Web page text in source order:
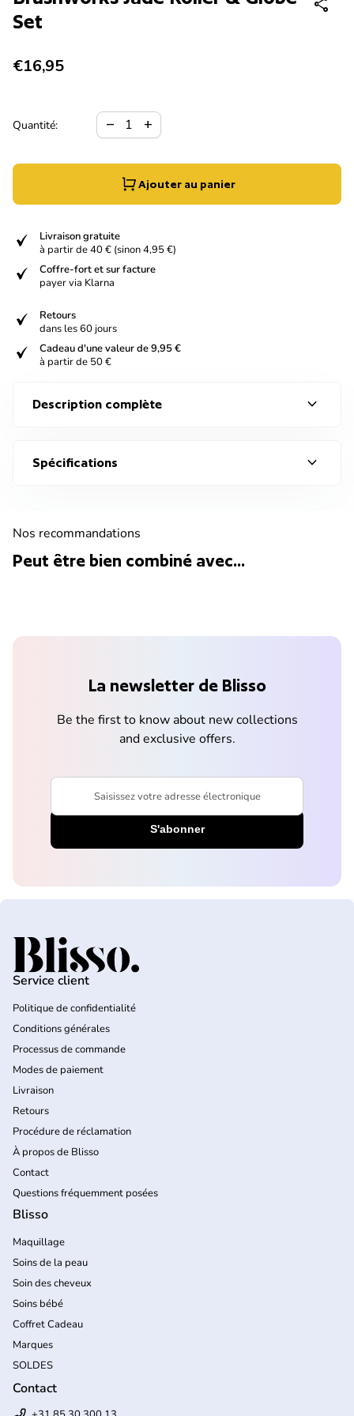
Set
Prix normal
€16,95
Quantité:
Diminuer la quantité pour
remove
Augmenter la quantité pour
add
Ajouter au panier
verified
Livraison gratuite
à partir de 40 € (sinon 4,95 €)
verified
Coffre-fort et sur facture
payer via Klarna
verified
Retours
dans les 60 jours
verified
Cadeau d'une valeur de 9,95 €
à partir de 50 €
Description complète expand_more
Spécifications expand_more
Nos recommandations
Peut être bien combiné avec...
La newsletter de Blisso
Be the first to know about new collections
and exclusive offers.
Saisissez votre adresse électronique
Accueil
Service client
Politique de confidentialité
Conditions générales
Processus de commande
Modes de paiement
Livraison
Retours
Procédure de réclamation
À propos de Blisso
Contact
Questions fréquemment posées
Blisso
Maquillage
Soins de la peau
Soin des cheveux
Soins bébé
Coffret Cadeau
Marques
SOLDES
Contact